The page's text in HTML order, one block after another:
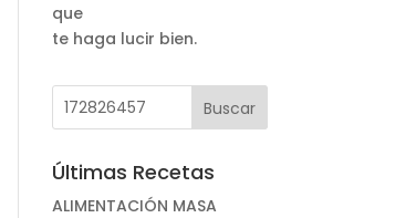
que
te haga lucir bien.
Últimas Recetas
ALIMENTACIÓN MASA